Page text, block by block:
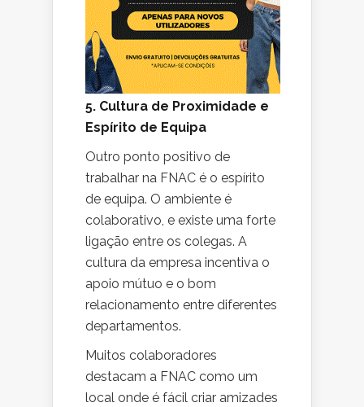
5. Cultura de Proximidade e
Espírito de Equipa
Outro ponto positivo de
trabalhar na FNAC é o espírito
de equipa. O ambiente é
colaborativo, e existe uma forte
ligação entre os colegas. A
cultura da empresa incentiva o
apoio mútuo e o bom
relacionamento entre diferentes
departamentos.
Muitos colaboradores
destacam a FNAC como um
local onde é fácil criar amizades